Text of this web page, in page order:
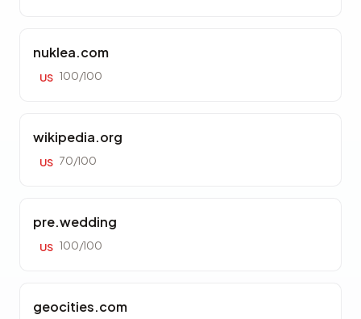
nuklea.com
US 100/100
wikipedia.org
US 70/100
pre.wedding
US 100/100
geocities.com